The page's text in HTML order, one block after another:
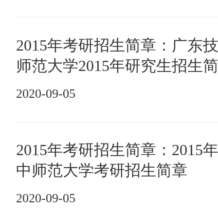
2015年考研招生简章：广东
师范大学2015年研究生招生
2020-09-05
2015年考研招生简章：2015
中师范大学考研招生简章
2020-09-05